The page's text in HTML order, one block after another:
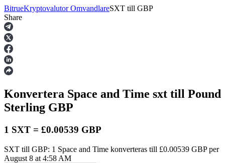
Terminer
USDT Futures
BitrueKryptovalutor OmvandlareSXT till GBP
Share
Konvertera Space and Time sxt till Pound
Sterling GBP
1 SXT = £0.00539 GBP
SXT till GBP: 1 Space and Time konverteras till £0.00539 GBP per
August 8 at 4:58 AM